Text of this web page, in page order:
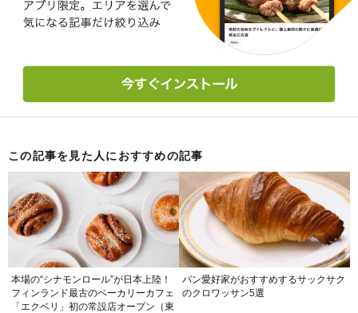
この記事を見た人におすすめの記事
本場の“シナモンロール”が日本上陸！
フィンランド最古のベーカリーカフェ
「エクベリ」初の常設店オープン（東
パン愛好家がおすすめするサックサク
のクロワッサン5選